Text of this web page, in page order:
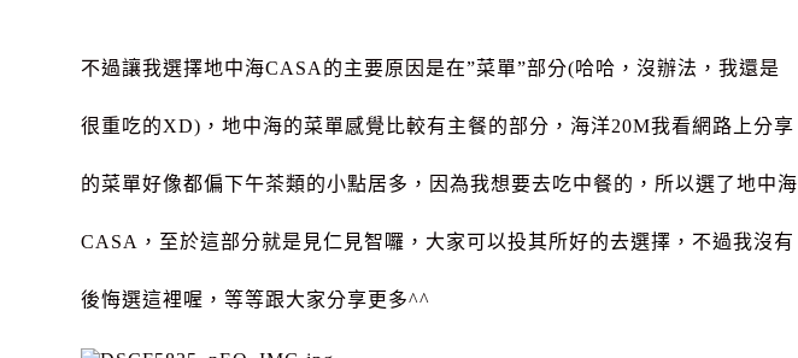
不過讓我選擇地中海CASA的主要原因是在”菜單”部分(哈哈，沒辦法，我還是
很重吃的XD)，地中海的菜單感覺比較有主餐的部分，海洋20M我看網路上分享
的菜單好像都偏下午茶類的小點居多，因為我想要去吃中餐的，所以選了地中海
CASA，至於這部分就是見仁見智囉，大家可以投其所好的去選擇，不過我沒有
後悔選這裡喔，等等跟大家分享更多^^